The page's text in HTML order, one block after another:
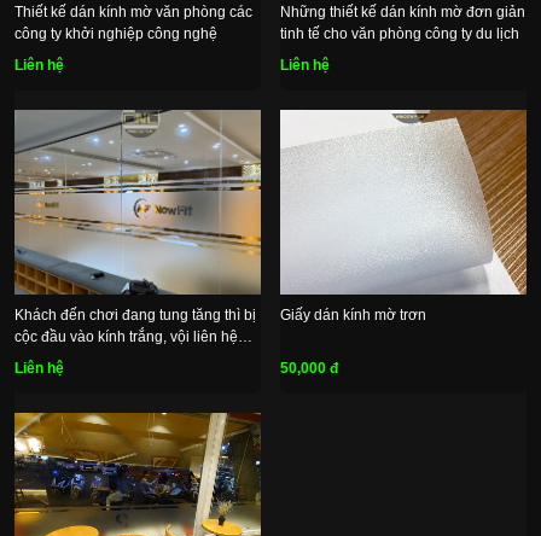
Thiết kế dán kính mờ văn phòng các
công ty khởi nghiệp công nghệ
Liên hệ
Những thiết kế dán kính mờ đơn giản
tinh tế cho văn phòng công ty du lịch
Liên hệ
Khách đến chơi đang tung tăng thì bị
cộc đầu vào kính trắng, vội liên hệ
dán kính mờ
Liên hệ
Giấy dán kính mờ trơn
50,000 đ